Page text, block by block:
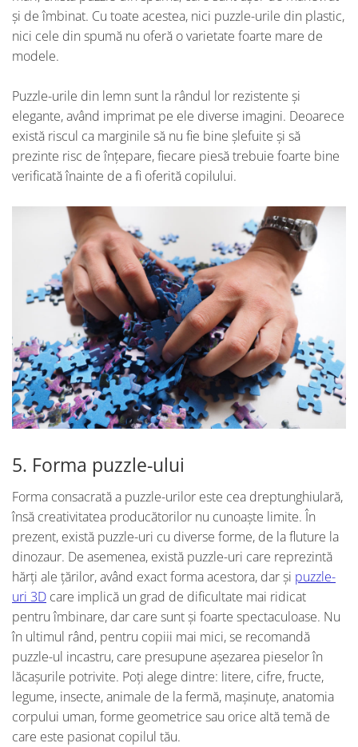
și de îmbinat. Cu toate acestea, nici puzzle-urile din plastic,
nici cele din spumă nu oferă o varietate foarte mare de
modele.
Puzzle-urile din lemn sunt la rândul lor rezistente și
elegante, având imprimat pe ele diverse imagini. Deoarece
există riscul ca marginile să nu fie bine șlefuite și să
prezinte risc de înțepare, fiecare piesă trebuie foarte bine
verificată înainte de a fi oferită copilului.
5. Forma puzzle-ului
Forma consacrată a puzzle-urilor este cea dreptunghiulară,
însă creativitatea producătorilor nu cunoaște limite. În
prezent, există puzzle-uri cu diverse forme, de la fluture la
dinozaur. De asemenea, există puzzle-uri care reprezintă
hărți ale țărilor, având exact forma acestora, dar și puzzle-
uri 3D care implică un grad de dificultate mai ridicat
pentru îmbinare, dar care sunt și foarte spectaculoase. Nu
în ultimul rând, pentru copiii mai mici, se recomandă
puzzle-ul incastru, care presupune așezarea pieselor în
lăcașurile potrivite. Poți alege dintre: litere, cifre, fructe,
legume, insecte, animale de la fermă, mașinuțe, anatomia
corpului uman, forme geometrice sau orice altă temă de
care este pasionat copilul tău.